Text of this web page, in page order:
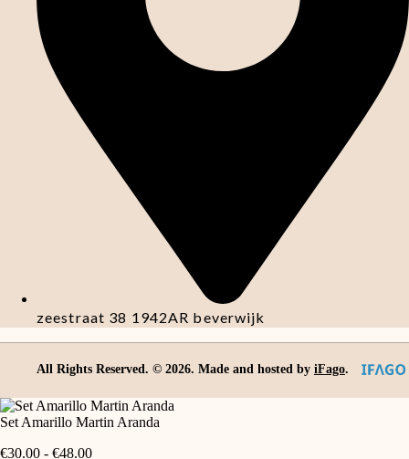
zeestraat 38 1942AR beverwijk
All Rights Reserved. © 2026. Made and hosted by iFago.
Set Amarillo Martin Aranda
€30.00 - €48.00Prijsklasse: